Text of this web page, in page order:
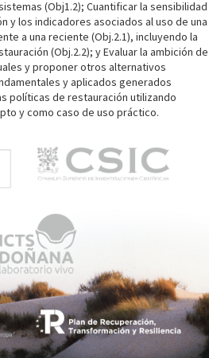
(Obj1.2); Cuantificar la sensibilidad
y los indicadores asociados al uso de una
a una reciente (Obj.2.1), incluyendo la
(Obj.2.2); y Evaluar la ambición de
y proponer otros alternativos
y aplicados generados
políticas de restauración utilizando
y como caso de uso práctico.
e
n
ú
p
r
i
n
c